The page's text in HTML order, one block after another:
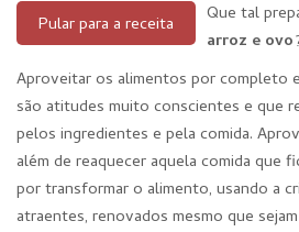
Pular para a receita Que tal
arroz e ovo
Aproveitar os alimentos por completo
são atitudes muito conscientes e que
pelos ingredientes e pela comida.
além de reaquecer aquela comida que
por transformar o alimento, usando a
atraentes, renovados mesmo que